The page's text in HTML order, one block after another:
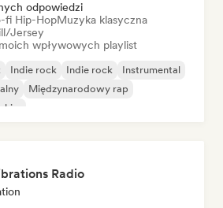
odpowiedzi
fi Hip-HopMuzyka klasyczna
Jersey
wpływowych playlist
Indie rock Indie rock
Instrumental
Międzynarodowy rap
Radio